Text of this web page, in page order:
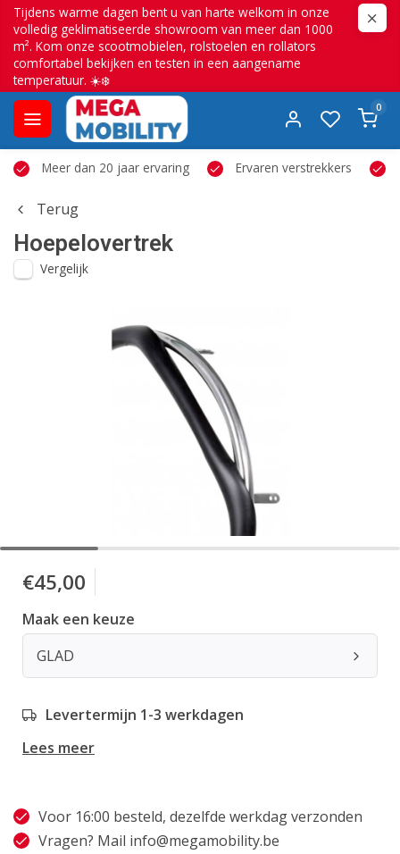
Tijdens warme dagen bent u van harte welkom in onze
volledig geklimatiseerde showroom van meer dan 1000
m². Kom onze scootmobielen, rolstoelen en rollators
comfortabel bekijken en testen in een aangename
temperatuur. ☀️❄️
0
Meer dan 20 jaar ervaring Ervaren verstrekkers
Terug
Hoepelovertrek
Vergelijk
€45,00
Maak een keuze
GLAD
Levertermijn 1-3 werkdagen
Lees meer
Voor 16:00 besteld, dezelfde werkdag verzonden
Vragen? Mail info@megamobility.be